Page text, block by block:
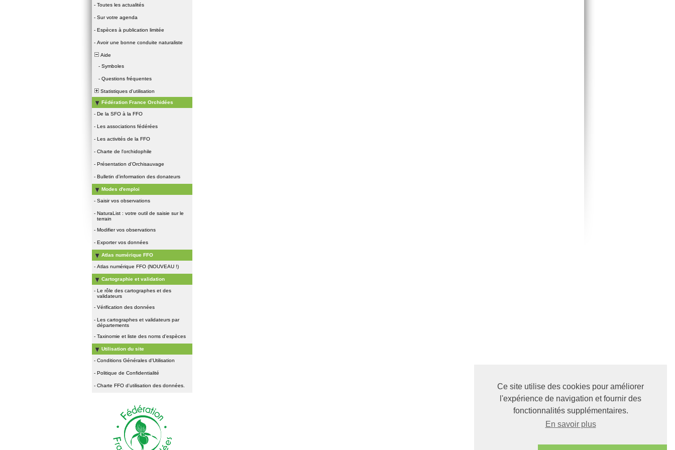
Ce site utilise des cookies pour améliorer
l'expérience de navigation et fournir des
fonctionnalités supplémentaires.
En savoir plus
- Toutes les actualités
- Sur votre agenda
- Espèces à publication limitée
- Avoir une bonne conduite naturaliste
Aide
- Symboles
- Questions fréquentes
Statistiques d'utilisation
Fédération France Orchidées
- De la SFO à la FFO
- Les associations fédérées
- Les activités de la FFO
- Charte de l'orchidophile
- Présentation d'Orchisauvage
- Bulletin d'information des donateurs
Modes d'emploi
- Saisir vos observations
- NaturaList : votre outil de saisie sur le
terrain
- Modifier vos observations
- Exporter vos données
Atlas numérique FFO
- Atlas numérique FFO (NOUVEAU !)
Cartographie et validation
- Le rôle des cartographes et des
validateurs
- Vérification des données
- Les cartographes et validateurs par
départements
- Taxinomie et liste des noms d'espèces
Utilisation du site
- Conditions Générales d'Utilisation
- Politique de Confidentialité
- Charte FFO d'utilisation des données.